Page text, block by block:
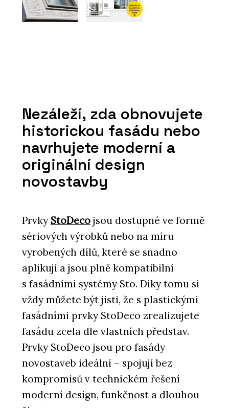
Nezáleží, zda obnovujete
historickou fasádu nebo
navrhujete moderní a
originální design
novostavby
Prvky StoDeco jsou dostupné ve formě
sériových výrobků nebo na míru
vyrobených dílů, které se snadno
aplikují a jsou plně kompatibilní
s fasádními systémy Sto. Díky tomu si
vždy můžete být jisti, že s plastickými
fasádními prvky StoDeco zrealizujete
fasádu zcela dle vlastních představ.
Prvky StoDeco jsou pro fasády
novostaveb ideální – spojují bez
kompromisů v technickém řešení
moderní design, funkčnost a dlouhou